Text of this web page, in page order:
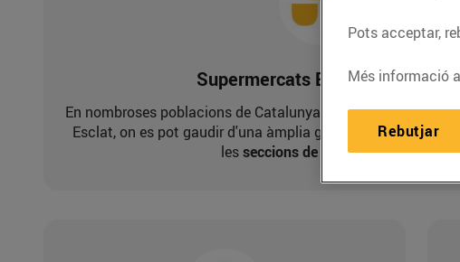
Supermercats Bonpreu i Esclat
En nombroses poblacions de Catalunya, disposem dels
Esclat, on es pot gaudir d'una àmplia gamma de productes,
lesseccions de producte fresc.
Pots acceptar,
Més informació
Rebutjar